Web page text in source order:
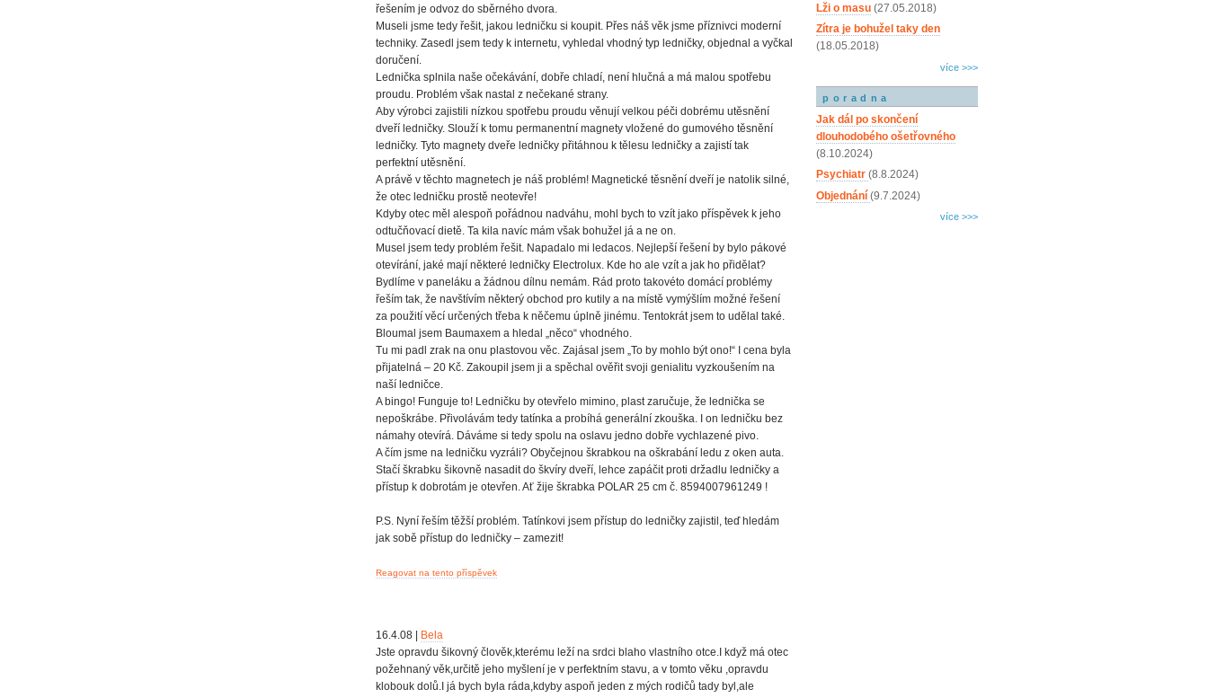
řešením je odvoz do sběrného dvora.
Museli jsme tedy řešit, jakou ledničku si koupit. Přes náš věk jsme příznivci moderní
techniky. Zasedl jsem tedy k internetu, vyhledal vhodný typ ledničky, objednal a vyčkal
doručení.
Lednička splnila naše očekávání, dobře chladí, není hlučná a má malou spotřebu
proudu. Problém však nastal z nečekané strany.
Aby výrobci zajistili nízkou spotřebu proudu věnují velkou péči dobrému utěsnění
dveří ledničky. Slouží k tomu permanentní magnety vložené do gumového těsnění
ledničky. Tyto magnety dveře ledničky přitáhnou k tělesu ledničky a zajistí tak
perfektní utěsnění.
A právě v těchto magnetech je náš problém! Magnetické těsnění dveří je natolik silné,
že otec ledničku prostě neotevře!
Kdyby otec měl alespoň pořádnou nadváhu, mohl bych to vzít jako příspěvek k jeho
odtučňovací dietě. Ta kila navíc mám však bohužel já a ne on.
Musel jsem tedy problém řešit. Napadalo mi ledacos. Nejlepší řešení by bylo pákové
otevírání, jaké mají některé ledničky Electrolux. Kde ho ale vzít a jak ho přidělat?
Bydlíme v paneláku a žádnou dílnu nemám. Rád proto takovéto domácí problémy
řeším tak, že navštívím některý obchod pro kutily a na místě vymýšlím možné řešení
za použití věcí určených třeba k něčemu úplně jinému. Tentokrát jsem to udělal také.
Bloumal jsem Baumaxem a hledal „něco“ vhodného.
Tu mi padl zrak na onu plastovou věc. Zajásal jsem „To by mohlo být ono!“ I cena byla
přijatelná – 20 Kč. Zakoupil jsem ji a spěchal ověřit svoji genialitu vyzkoušením na
naší ledničce.
A bingo! Funguje to! Ledničku by otevřelo mimino, plast zaručuje, že lednička se
nepoškrábe. Přivolávám tedy tatínka a probíhá generální zkouška. I on ledničku bez
námahy otevírá. Dáváme si tedy spolu na oslavu jedno dobře vychlazené pivo.
A čím jsme na ledničku vyzráli? Obyčejnou škrabkou na oškrabání ledu z oken auta.
Stačí škrabku šikovně nasadit do škvíry dveří, lehce zapáčit proti držadlu ledničky a
přístup k dobrotám je otevřen. Ať žije škrabka POLAR 25 cm č. 8594007961249 !
P.S. Nyní řeším těžší problém. Tatínkovi jsem přístup do ledničky zajistil, teď hledám
jak sobě přístup do ledničky – zamezit!
Reagovat na tento příspěvek
16.4.08 | Bela
Jste opravdu šikovný člověk,kterému leží na srdci blaho vlastního otce.I když má otec
požehnaný věk,určitě jeho myšlení je v perfektním stavu, a v tomto věku ,opravdu
klobouk dolů.I já bych byla ráda,kdyby aspoň jeden z mých rodičů tady byl,ale
Lži o masu (27.05.2018)
Zítra je bohužel taky den
(18.05.2018)
více >>>
poradna
Jak dál po skončení
dlouhodobého ošetřovného
(8.10.2024)
Psychiatr (8.8.2024)
Objednání (9.7.2024)
více >>>